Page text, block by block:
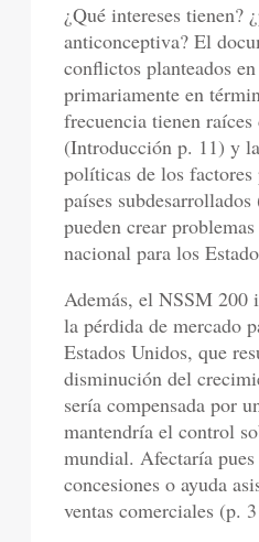
¿Qué intereses tienen?
anticonceptiva? El
conflictos planteados
primariamente en
frecuencia tienen raíces
(Introducción p. 11) y
políticas de los
países
pueden crear
nacional para los
Además, el NSSM 200
la pérdida de mercado
Estados Unidos, que
disminución del
sería compensada por
mantendría el control
mundial. Afectaría
concesiones o ayuda
ventas comerciales (p.